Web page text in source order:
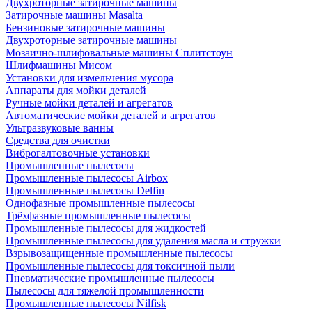
Двухроторные затирочные машины
Затирочные машины Masalta
Бензиновые затирочные машины
Двухроторные затирочные машины
Мозаично-шлифовальные машины Сплитстоун
Шлифмашины Мисом
Установки для измельчения мусора
Аппараты для мойки деталей
Ручные мойки деталей и агрегатов
Автоматические мойки деталей и агрегатов
Ультразвуковые ванны
Средства для очистки
Виброгалтовочные установки
Промышленные пылесосы
Промышленные пылесосы Airbox
Промышленные пылесосы Delfin
Однофазные промышленные пылесосы
Трёхфазные промышленные пылесосы
Промышленные пылесосы для жидкостей
Промышленные пылесосы для удаления масла и стружки
Взрывозащищенные промышленные пылесосы
Промышленные пылесосы для токсичной пыли
Пневматические промышленные пылесосы
Пылесосы для тяжелой промышленности
Промышленные пылесосы Nilfisk